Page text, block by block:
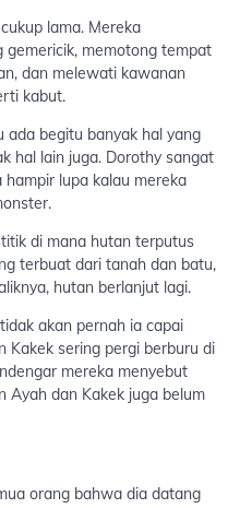
lama. Mereka
gemericik, memotong tempat
dan melewati kawanan
kabut.
ada begitu banyak hal yang
hal lain juga. Dorothy sangat
lupa kalau mereka
di mana hutan terputus
terbuat dari tanah dan batu,
hutan berlanjut lagi.
akan pernah ia capai
Kakek sering pergi berburu di
mereka menyebut
Ayah dan Kakek juga belum
orang bahwa dia datang